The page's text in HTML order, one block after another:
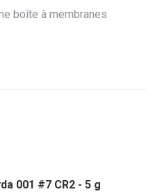
boîte à membranes
001 #7 CR2 - 5 g